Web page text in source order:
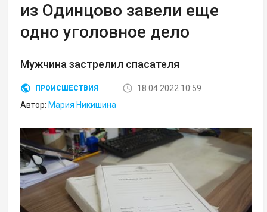
из Одинцово завели еще
одно уголовное дело
Мужчина застрелил спасателя
ПРОИСШЕСТВИЯ
18.04.2022 10:59
Автор: Мария Никишина